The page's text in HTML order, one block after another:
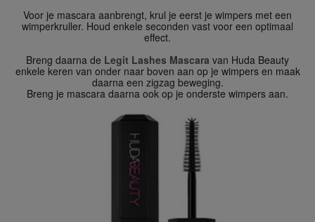
Voor je mascara aanbrengt, krul je eerst je wimpers met een
wimperkruller. Houd enkele seconden vast voor een optimaal
effect.
Breng daarna de Legit Lashes Mascara van Huda Beauty
enkele keren van onder naar boven aan op je wimpers en maak
daarna een zigzag beweging.
Breng je mascara daarna ook op je onderste wimpers aan.